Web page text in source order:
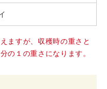
ますが、収穫時の重さと
の１の重さになります。